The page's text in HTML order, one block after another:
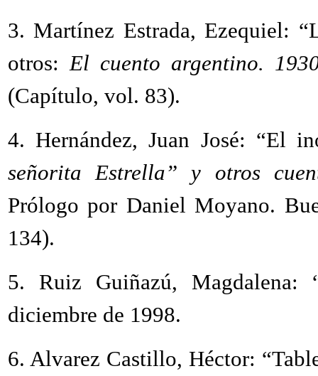
3. Martínez Estrada, Ezequiel:
otros:El cuento argentino.
(Capítulo, vol. 83).
4. Hernández, Juan José: “El
señorita Estrella” y otros
Prólogo por Daniel Moyano.
134).
5.
Ruiz Guiñazú,
diciembre de 1998.
6. Alvarez Castillo, Héctor: